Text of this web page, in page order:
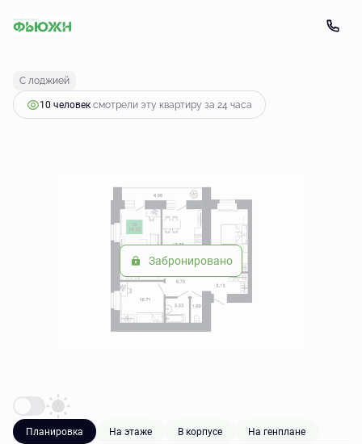
3-комнатная 8 463 618 руб.
С лоджией
10 человек смотрели эту квартиру за 24 часа
Забронировано
Планировка На этаже В корпусе На генплане